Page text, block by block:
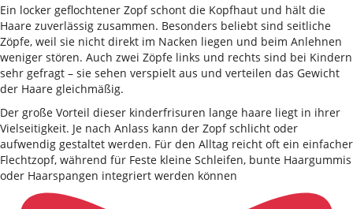
Ein locker geflochtener Zopf schont die Kopfhaut und hält die
Haare zuverlässig zusammen. Besonders beliebt sind seitliche
Zöpfe, weil sie nicht direkt im Nacken liegen und beim Anlehnen
weniger stören. Auch zwei Zöpfe links und rechts sind bei Kindern
sehr gefragt – sie sehen verspielt aus und verteilen das Gewicht
der Haare gleichmäßig.
Der große Vorteil dieser kinderfrisuren lange haare liegt in ihrer
Vielseitigkeit. Je nach Anlass kann der Zopf schlicht oder
aufwendig gestaltet werden. Für den Alltag reicht oft ein einfacher
Flechtzopf, während für Feste kleine Schleifen, bunte Haargummis
oder Haarspangen integriert werden können